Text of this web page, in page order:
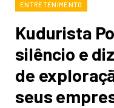
ENTRETENIMENTO
Kudurista
silêncio e
de
seus